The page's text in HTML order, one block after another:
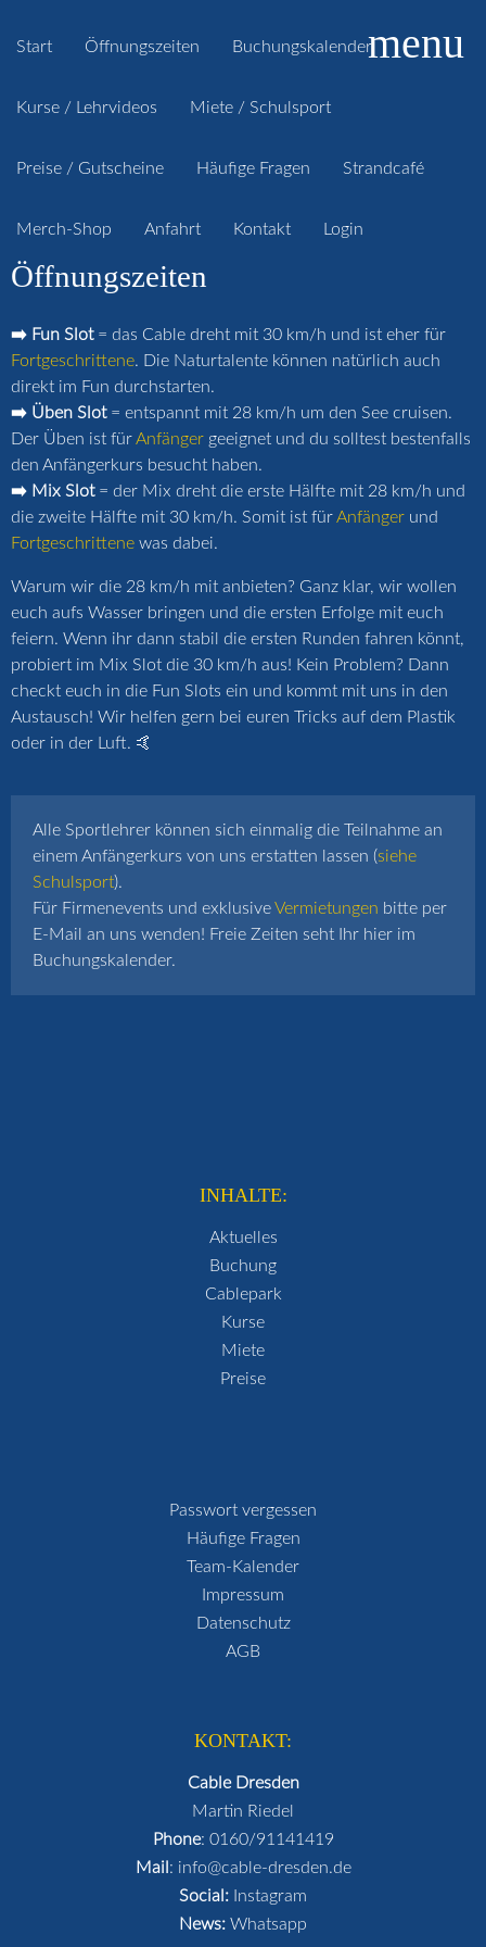
Start Öffnungszeiten Buchungskalender
Kurse / Lehrvideos Miete / Schulsport
Preise / Gutscheine Häufige Fragen Strandcafé
Merch-Shop Anfahrt Kontakt Login
menu
Öffnungszeiten
➡️ Fun Slot= das Cable dreht mit 30 km/h und ist eher für
Fortgeschrittene. Die Naturtalente können natürlich auch
direkt im Fun durchstarten.
➡️ Üben Slot= entspannt mit 28 km/h um den See cruisen.
Der Üben ist fürAnfänger geeignet und du solltest bestenfalls
den Anfängerkurs besucht haben.
➡️ Mix Slot= der Mix dreht die erste Hälfte mit 28 km/h und
die zweite Hälfte mit 30 km/h. Somit ist fürAnfänger und
Fortgeschrittene was dabei.
Warum wir die 28 km/h mit anbieten? Ganz klar, wir wollen
euch aufs Wasser bringen und die ersten Erfolge mit euch
feiern. Wenn ihr dann stabil die ersten Runden fahren könnt,
probiert im Mix Slot die 30 km/h aus! Kein Problem? Dann
checkt euch in die Fun Slots ein und kommt mit uns in den
Austausch! Wir helfen gern bei euren Tricks auf dem Plastik
oder in der Luft. 🤙
Alle Sportlehrer können sich einmalig die Teilnahme an
einem Anfängerkurs von uns erstatten lassen (siehe
Schulsport).
Für Firmenevents und exklusiveVermietungen bitte per
E-Mail an uns wenden! Freie Zeiten seht Ihr hier im
Buchungskalender.
INHALTE:
Aktuelles
Buchung
Cablepark
Kurse
Miete
Preise
Passwort vergessen
Häufige Fragen
Team-Kalender
Impressum
Datenschutz
AGB
KONTAKT:
Cable Dresden
Martin Riedel
Phone: 0160/91141419
Mail : info@cable-dresden.de
Social: Instagram
News: Whatsapp